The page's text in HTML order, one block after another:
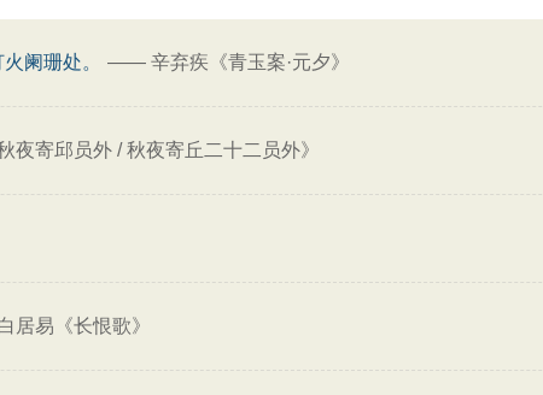
阑珊处。 —— 辛弃疾《青玉案·元夕》
夜寄邱员外 / 秋夜寄丘二十二员外》
居易《长恨歌》